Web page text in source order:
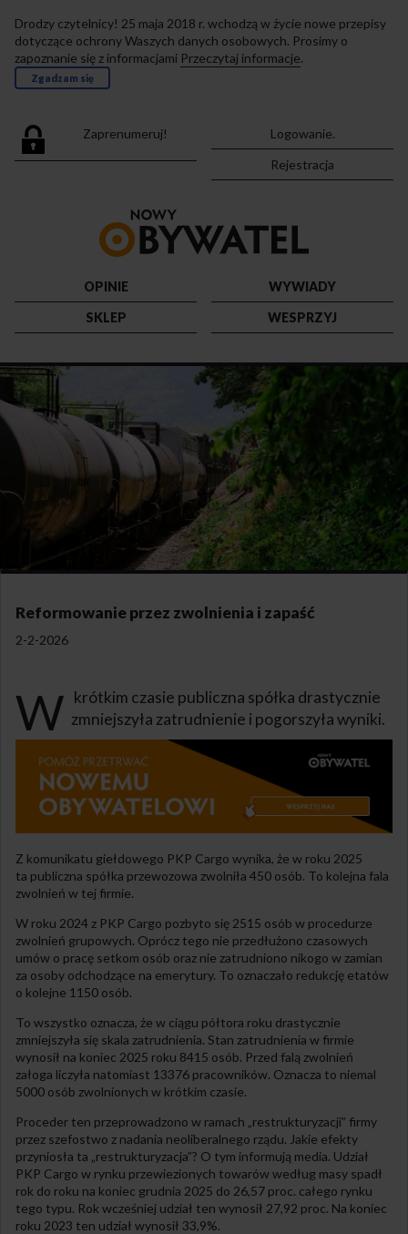
Drodzy czytelnicy! 25 maja 2018 r. wchodzą w życie nowe przepisy
dotyczące ochrony Waszych danych osobowych. Prosimy o
zapoznanie się z informacjami Przeczytaj informacje.
Zgadzam się
Zaprenumeruj!
Logowanie.
Rejestracja
strony
OPINIE
WYWIADY
SKLEP
WESPRZYJ
Reformowanie przez zwolnienia i zapaść
2-2-2026
W krótkim czasie publiczna spółka drastycznie
zmniejszyła zatrudnienie i pogorszyła wyniki.
Z komunikatu giełdowego PKP Cargo wynika, że w roku 2025
ta publiczna spółka przewozowa zwolniła 450 osób. To kolejna fala
zwolnień w tej firmie.
W roku 2024 z PKP Cargo pozbyto się 2515 osób w procedurze
zwolnień grupowych. Oprócz tego nie przedłużono czasowych
umów o pracę setkom osób oraz nie zatrudniono nikogo w zamian
za osoby odchodzące na emerytury. To oznaczało redukcję etatów
o kolejne 1150 osób.
To wszystko oznacza, że w ciągu półtora roku drastycznie
zmniejszyła się skala zatrudnienia. Stan zatrudnienia w firmie
wynosił na koniec 2025 roku 8415 osób. Przed falą zwolnień
załoga liczyła natomiast 13376 pracowników. Oznacza to niemal
5000 osób zwolnionych w krótkim czasie.
Proceder ten przeprowadzono w ramach „restrukturyzacji” firmy
przez szefostwo z nadania neoliberalnego rządu. Jakie efekty
przyniosła ta „restrukturyzacja”? O tym informują media. Udział
PKP Cargo w rynku przewiezionych towarów według masy spadł
rok do roku na koniec grudnia 2025 do 26,57 proc. całego rynku
tego typu. Rok wcześniej udział ten wynosił 27,92 proc. Na koniec
roku 2023 ten udział wynosił 33,9%.